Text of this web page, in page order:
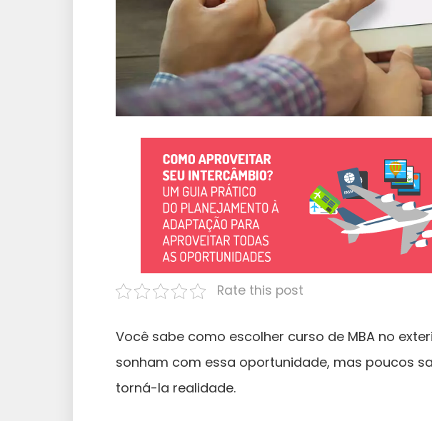
Rate this post
Você sabe como escolher curso de MBA no
sonham com essa oportunidade, mas poucos
torná-la realidade.